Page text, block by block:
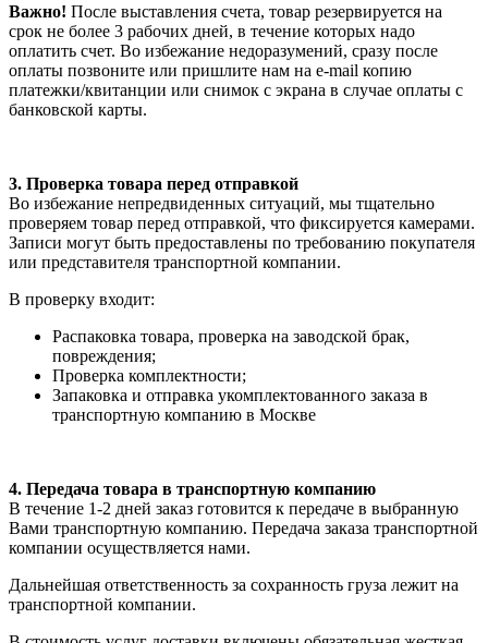
Важно! После выставления счета, товар резервируется на
срок не более 3 рабочих дней, в течение которых надо
оплатить счет. Во избежание недоразумений, сразу после
оплаты позвоните или пришлите нам на e-mail копию
платежки/квитанции или снимок с экрана в случае оплаты с
банковской карты.
3. Проверка товара перед отправкой
Во избежание непредвиденных ситуаций, мы тщательно
проверяем товар перед отправкой, что фиксируется камерами.
Записи могут быть предоставлены по требованию покупателя
или представителя транспортной компании.
В проверку входит:
Распаковка товара, проверка на заводской брак,
повреждения;
Проверка комплектности;
Запаковка и отправка укомплектованного заказа в
транспортную компанию в Москве
4. Передача товара в транспортную компанию
В течение 1-2 дней заказ готовится к передаче в выбранную
Вами транспортную компанию. Передача заказа транспортной
компании осуществляется нами.
Дальнейшая ответственность за сохранность груза лежит на
транспортной компании.